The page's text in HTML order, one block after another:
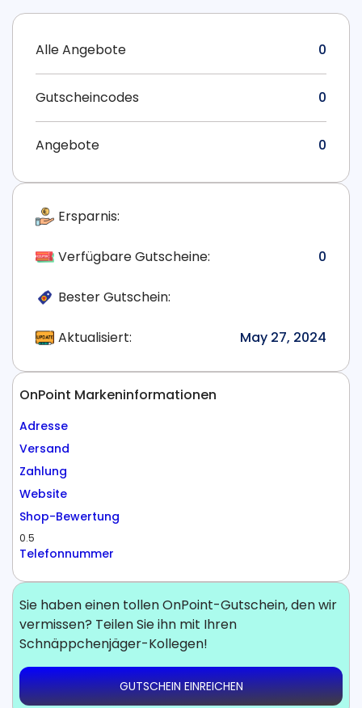
Alle Angebote 0
Gutscheincodes 0
Angebote 0
Ersparnis:
Verfügbare Gutscheine: 0
Bester Gutschein:
Aktualisiert: May 27, 2024
OnPoint Markeninformationen
Adresse
Versand
Zahlung
Website
Shop-Bewertung
0.5
Telefonnummer
Sie haben einen tollen OnPoint-Gutschein, den wir
vermissen? Teilen Sie ihn mit Ihren
Schnäppchenjäger-Kollegen!
GUTSCHEIN EINREICHEN